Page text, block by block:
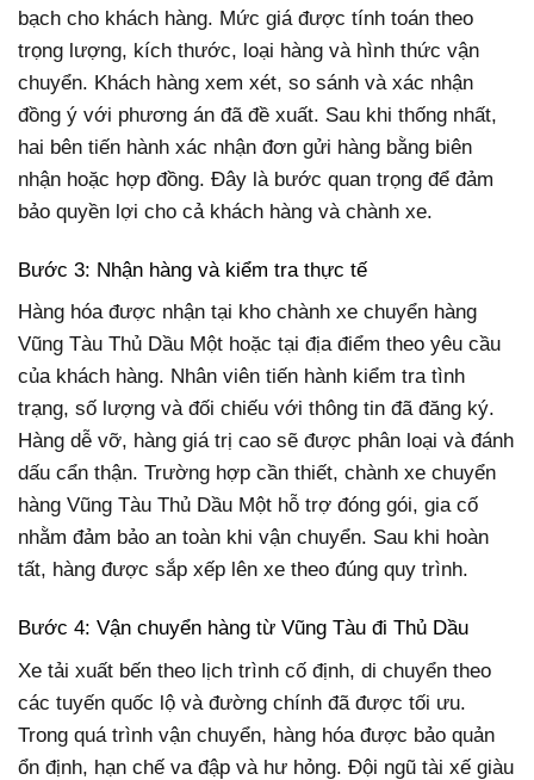
bạch cho khách hàng. Mức giá được tính toán theo
trọng lượng, kích thước, loại hàng và hình thức vận
chuyển. Khách hàng xem xét, so sánh và xác nhận
đồng ý với phương án đã đề xuất. Sau khi thống nhất,
hai bên tiến hành xác nhận đơn gửi hàng bằng biên
nhận hoặc hợp đồng. Đây là bước quan trọng để đảm
bảo quyền lợi cho cả khách hàng và chành xe.
Bước 3: Nhận hàng và kiểm tra thực tế
Hàng hóa được nhận tại kho chành xe chuyển hàng
Vũng Tàu Thủ Dầu Một hoặc tại địa điểm theo yêu cầu
của khách hàng. Nhân viên tiến hành kiểm tra tình
trạng, số lượng và đối chiếu với thông tin đã đăng ký.
Hàng dễ vỡ, hàng giá trị cao sẽ được phân loại và đánh
dấu cẩn thận. Trường hợp cần thiết, chành xe chuyển
hàng Vũng Tàu Thủ Dầu Một hỗ trợ đóng gói, gia cố
nhằm đảm bảo an toàn khi vận chuyển. Sau khi hoàn
tất, hàng được sắp xếp lên xe theo đúng quy trình.
Bước 4: Vận chuyển hàng từ Vũng Tàu đi Thủ Dầu
Xe tải xuất bến theo lịch trình cố định, di chuyển theo
các tuyến quốc lộ và đường chính đã được tối ưu.
Trong quá trình vận chuyển, hàng hóa được bảo quản
ổn định, hạn chế va đập và hư hỏng. Đội ngũ tài xế giàu